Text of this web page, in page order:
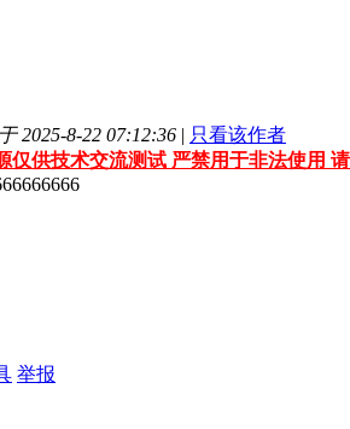
2025-8-22 07:12:36 | 只看该作者
仅供技术交流测试 严禁用于非法使用
举报